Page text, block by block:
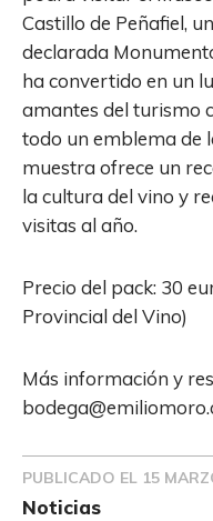
Castillo de Peñafiel,
declarada
ha convertido en un
amantes del turismo
todo un emblema de
muestra ofrece un
la cultura del vino y
visitas al año.
Precio del pack: 30
Provincial del Vino)
Más información y
PUBLICADO EL 15
Noticias